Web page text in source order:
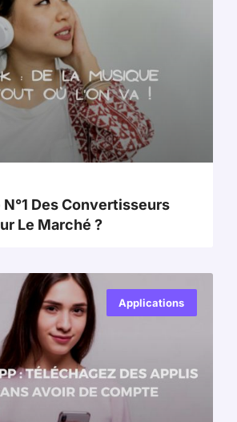
N°1 Des Convertisseurs
Le Marché ?
Applications